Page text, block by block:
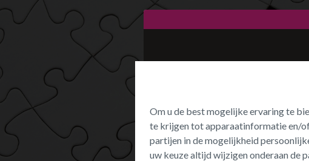
Om u de best mogelijke ervaring te
te krijgen tot apparaatinformatie en/of
partijen in de mogelijkheid
uw keuze altijd wijzigen onderaan de